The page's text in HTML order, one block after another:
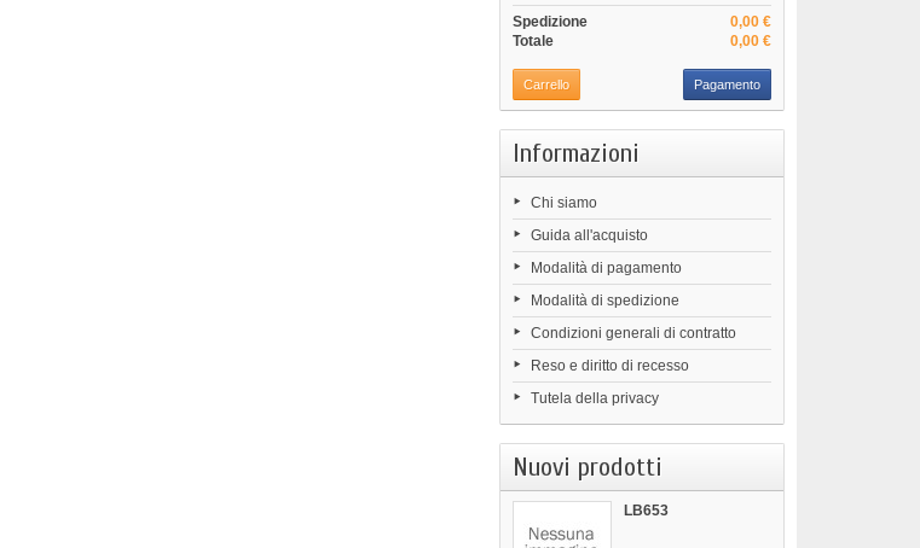
0,00 €
Spedizione
0,00 €
Totale
Carrello Pagamento
Informazioni
Chi siamo
Guida all'acquisto
Modalità di pagamento
Modalità di spedizione
Condizioni generali di contratto
Reso e diritto di recesso
Tutela della privacy
Nuovi prodotti
LB653